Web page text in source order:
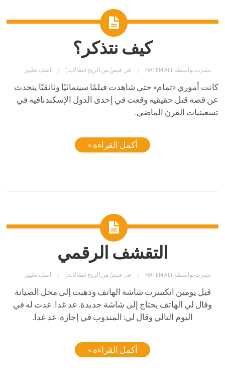
كيف نتذكر؟
نشرت بواسطة: HATEM ALI في قبضٌ من الريح (مقالات) اضف تعليق
كانت أموري «تمام» حتى شاهدت فيلمًا سينمائيًا وثائقيًا يتحدث
عن قصة قتل حقيقية وقعت في إحدى الدول الإسكندنافية في
تسعينيات القرن الماضي.
أكمل القراءة »
التقشف الرقمي
نشرت بواسطة: HATEM ALI في قبضٌ من الريح (مقالات) اضف تعليق
قبل يومين انكسرت شاشة الهاتف وذهبت إلى محل الصيانة
وقال لي الهاتف يحتاج إلى شاشة جديدة. عد غدا. عدت له في
اليوم التالي وقال لي: المندوب في إجازة. عد غدا.
أكمل القراءة »